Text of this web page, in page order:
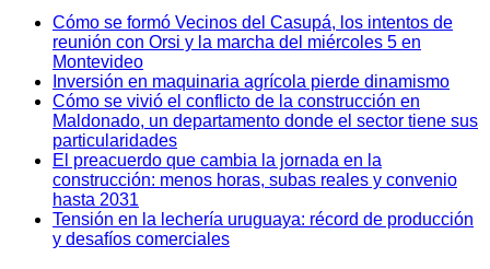
Cómo se formó Vecinos del Casupá, los intentos de
reunión con Orsi y la marcha del miércoles 5 en
Montevideo
Inversión en maquinaria agrícola pierde dinamismo
Cómo se vivió el conflicto de la construcción en
Maldonado, un departamento donde el sector tiene sus
particularidades
El preacuerdo que cambia la jornada en la
construcción: menos horas, subas reales y convenio
hasta 2031
Tensión en la lechería uruguaya: récord de producción
y desafíos comerciales